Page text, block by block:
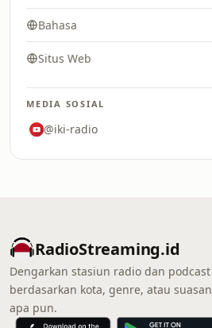
Bahasa
Situs Web
MEDIA SOSIAL
@iki-radio
RadioStreaming.id
Dengarkan stasiun radio dan
berdasarkan kota, genre, atau
apa pun.